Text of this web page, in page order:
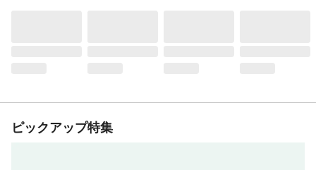
ピックアップ特集